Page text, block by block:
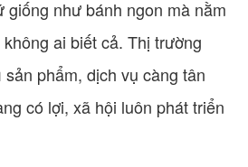
giống như bánh ngon mà nằm
ai biết cả. Thị trường
phẩm, dịch vụ càng tân
có lợi, xã hội luôn phát triển